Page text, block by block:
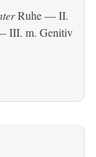
Ruhe — II.
III. m. Genitiv